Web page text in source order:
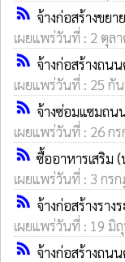
rss_feed จ้างก่อสร้างขย
เผยแพร่วันที่ : 2 ตุล
rss_feed จ้างก่อสร้างถน
เผยแพร่วันที่ : 25 กั
rss_feed จ้างซ่อมแซมถน
เผยแพร่วันที่ : 26 ก
rss_feed ซื้ออาหารเสริม
เผยแพร่วันที่ : 3 กร
rss_feed จ้างก่อสร้างรา
เผยแพร่วันที่ : 19 มิ
rss_feed จ้างก่อสร้างถน